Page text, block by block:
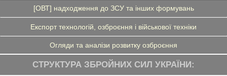
[ОВТ] надходження до ЗСУ та інших формувань
Експорт технологій, озброєння і військової техніки
Огляди та аналізи розвитку озброєння
СТРУКТУРА ЗБРОЙНИХ СИЛ УКРАЇНИ: